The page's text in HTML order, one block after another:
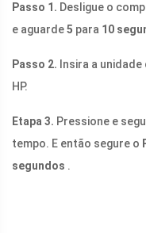
Passo 1. Desligue o
e aguarde5 para 10
Passo 2. Insira a
HP.
Etapa 3. Pressione e
tempo. E então segure o
segundos .